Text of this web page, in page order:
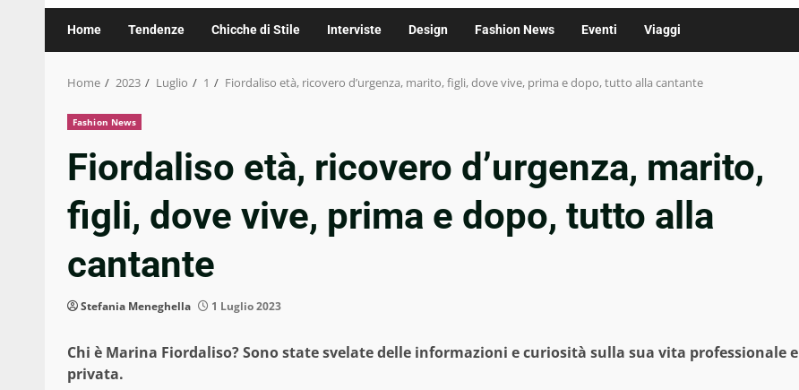
Home Tendenze Chicche di Stile Interviste Design Fashion News Eventi Viaggi
Home 2023 Luglio 1 Fiordaliso età, ricovero d’urgenza, marito, figli, dove vive, prima e dopo, tutto alla cantante
Fashion News
Fiordaliso età, ricovero d’urgenza, marito,
figli, dove vive, prima e dopo, tutto alla
cantante
Stefania Meneghella 1 Luglio 2023
Chi è Marina Fiordaliso? Sono state svelate delle informazioni e curiosità sulla sua vita professionale e
privata.